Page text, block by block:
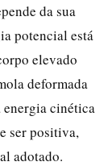
da sua
potencial está
elevado
deformada
cinética
ser positiva,
adotado.